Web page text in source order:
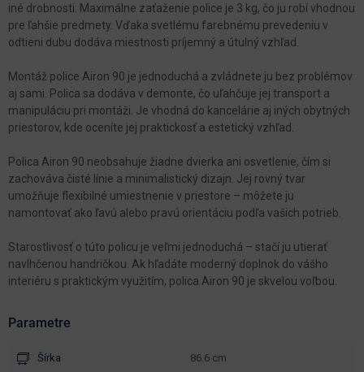
iné drobnosti. Maximálne zaťaženie police je 3 kg, čo ju robí vhodnou
pre ľahšie predmety. Vďaka svetlému farebnému prevedeniu v
odtieni dubu dodáva miestnosti príjemný a útulný vzhľad.
Montáž police Airon 90 je jednoduchá a zvládnete ju bez problémov
aj sami. Polica sa dodáva v demonte, čo uľahčuje jej transport a
manipuláciu pri montáži. Je vhodná do kancelárie aj iných obytných
priestorov, kde oceníte jej praktickosť a estetický vzhľad.
Polica Airon 90 neobsahuje žiadne dvierka ani osvetlenie, čím si
zachováva čisté línie a minimalistický dizajn. Jej rovný tvar
umožňuje flexibilné umiestnenie v priestore – môžete ju
namontovať ako ľavú alebo pravú orientáciu podľa vašich potrieb.
Starostlivosť o túto policu je veľmi jednoduchá – stačí ju utierať
navlhčenou handričkou. Ak hľadáte moderný doplnok do vášho
interiéru s praktickým využitím, polica Airon 90 je skvelou voľbou.
Parametre
Šírka 86.6 cm